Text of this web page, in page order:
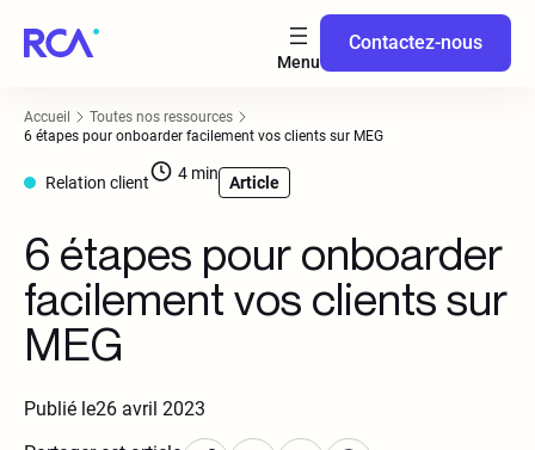
Contactez-nous
Accueil
Toutes nos ressources
6 étapes pour onboarder facilement vos clients sur MEG
Relation client 4 min Article
6 étapes pour onboarder
facilement vos clients sur
MEG
Publié le26 avril 2023